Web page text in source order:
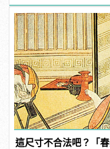
這尺寸不合法吧？「